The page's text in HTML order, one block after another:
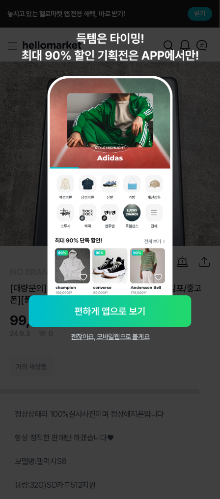
놓치고 있는 헬로마켓 앱 전용 해택, 바로 받기! 받기
1 / 6
[대량문의]SS급테블릿PC삼성T515정상해지[김포/중고
폰][풍무역]
99,000원
24.9.3 0
거의 새상품
정상상태의 100%실사사진이며 정상해지폰입니다
항상 정직한 판매만 하겠습니다♥
모델명:갤럭시S8
용량:32G)SD카드512지원
괜찮아요, 모바일웹으로 볼게요